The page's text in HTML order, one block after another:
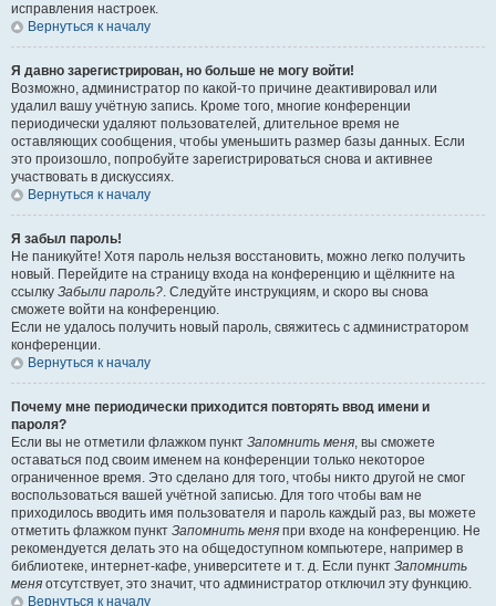
исправления настроек.
Вернуться к началу
Я давно зарегистрирован, но больше не могу войти!
Возможно, администратор по какой-то причине деактивировал или
удалил вашу учётную запись. Кроме того, многие конференции
периодически удаляют пользователей, длительное время не
оставляющих сообщения, чтобы уменьшить размер базы данных. Если
это произошло, попробуйте зарегистрироваться снова и активнее
участвовать в дискуссиях.
Вернуться к началу
Я забыл пароль!
Не паникуйте! Хотя пароль нельзя восстановить, можно легко получить
новый. Перейдите на страницу входа на конференцию и щёлкните на
ссылку Забыли пароль?. Следуйте инструкциям, и скоро вы снова
сможете войти на конференцию.
Если не удалось получить новый пароль, свяжитесь с администратором
конференции.
Вернуться к началу
Почему мне периодически приходится повторять ввод имени и
пароля?
Если вы не отметили флажком пункт Запомнить меня, вы сможете
оставаться под своим именем на конференции только некоторое
ограниченное время. Это сделано для того, чтобы никто другой не смог
воспользоваться вашей учётной записью. Для того чтобы вам не
приходилось вводить имя пользователя и пароль каждый раз, вы можете
отметить флажком пункт Запомнить меня при входе на конференцию. Не
рекомендуется делать это на общедоступном компьютере, например в
библиотеке, интернет-кафе, университете и т. д. Если пункт Запомнить
меня отсутствует, это значит, что администратор отключил эту функцию.
Вернуться к началу